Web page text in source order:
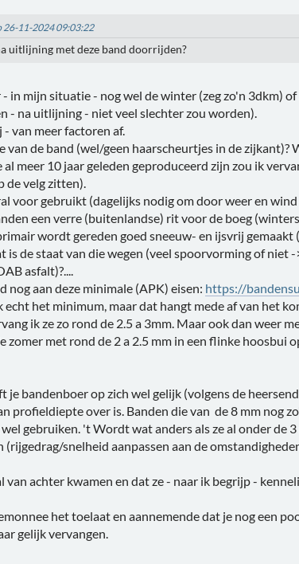
26-11-2024 09:03:22
uitlijning met deze band doorrijden?
in mijn situatie - nog wel de winter (zeg zo'n 3dkm)
- na uitlijning - niet veel slechter zou worden).
van meer factoren af.
van de band (wel/geen haarscheurtjes in de
al meer 10 jaar geleden geproduceerd zijn zou ik
de velg zitten).
voor gebruikt (dagelijks nodig om door weer en
een verre (buitenlandse) rit voor de boeg
wordt gereden goed sneeuw- en ijsvrij
is de staat van die wegen (veel spoorvorming of niet
asfalt)?....
nog aan deze minimale (APK) eisen: https://
het minimum, maar dat hangt mede af van het
ik ze zo rond de 2.5 a 3mm. Maar ook dan weer
zomer met rond de 2 a 2.5 mm in een flinke hoosbui
je bandenboer op zich wel gelijk (volgens de
profieldiepte over is. Banden die van de 8 mm nog
gebruiken. 't Wordt wat anders als ze al onder de
snelheid aanpassen aan de
van achter kwamen en dat ze - naar ik begrijp -
het toelaat en aannemende dat je nog een
gelijk vervangen.